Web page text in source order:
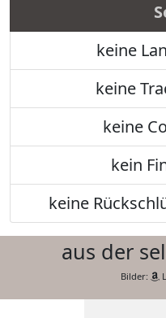
keine
keine
keine
kein
keine
aus der
Bilder: